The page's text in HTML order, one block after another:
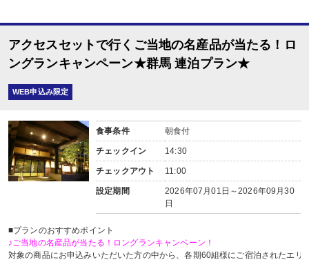
アクセスセットで行くご当地の名産品が当たる！ロ
ングランキャンペーン★群馬 連泊プラン★
WEB申込み限定
食事条件 朝食付
チェックイン 14:30
チェックアウト 11:00
設定期間
2026年07月01日～2026年09月30
日
■プランのおすすめポイント
♪ご当地の名産品が当たる！ロングランキャンペーン！
対象の商品にお申込みいただいた方の中から、各期60組様にご宿泊されたエリ